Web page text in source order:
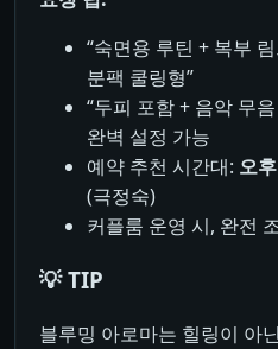
“숙면용 루틴 + 복부
분팩 쿨링형”
“두피 포함 + 음악 무
완벽 설정 가능
예약 추천 시간대: 오
(극정숙)
커플룸 운영 시, 완전
💡 TIP
블루밍 아로마는 힐링이 아닌